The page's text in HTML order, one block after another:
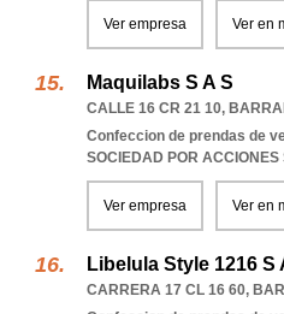
Ver empresa Ver en
Maquilabs S A S
CALLE 16 CR 21 10,
Confeccion de prendas de
SOCIEDAD POR
Ver empresa Ver en
Libelula Style 1216 S
CARRERA 17 CL 16 60,